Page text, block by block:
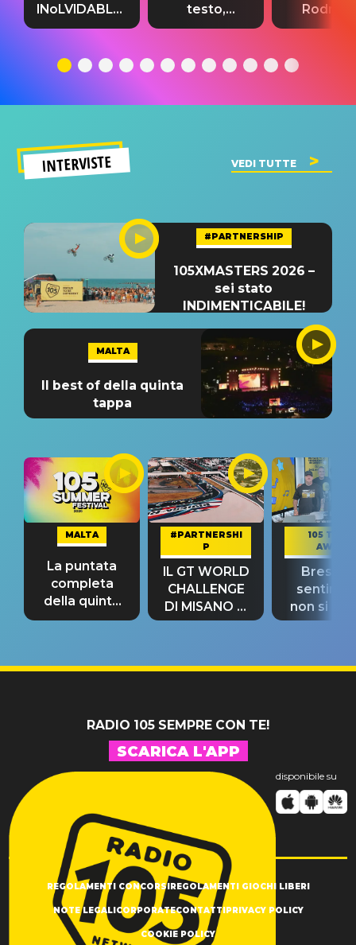
INoLVIDABLE”:
testo,
significato
testo,
traduzione e
del singolo
testo,
INTERVISTE VEDI TUTTE
#PARTNERSHIP
105XMASTERS 2026 –
sei stato
INDIMENTICABILE!
MALTA
Il best of della quinta
tappa
MALTA
La puntata
completa
della quinta
tappa
#PARTNERSHI
P
IL GT WORLD
CHALLENGE
DI MISANO si
riconferma
105 TAKE
AWAY
Bresh:
non si
fino alla
RADIO 105 SEMPRE CON TE!
SCARICA L'APP
disponibile su
REGOLAMENTI CONCORSIREGOLAMENTI GIOCHI LIBERI
NOTE LEGALICORPORATECONTATTIPRIVACY POLICY
COOKIE POLICY